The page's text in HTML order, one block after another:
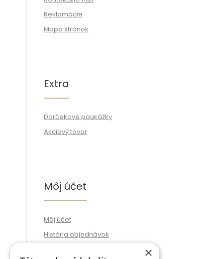
Reklamácie
Mapa stránok
Extra
Darčekové poukážky
Akciový tovar
Môj účet
Môj účet
História objednávok
×